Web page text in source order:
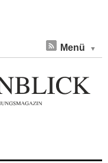
Menü